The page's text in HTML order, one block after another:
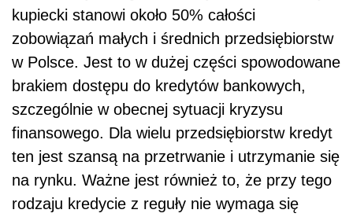
kupiecki stanowi około 50% całości
zobowiązań małych i średnich przedsiębiorstw
w Polsce. Jest to w dużej części spowodowane
brakiem dostępu do kredytów bankowych,
szczególnie w obecnej sytuacji kryzysu
finansowego. Dla wielu przedsiębiorstw kredyt
ten jest szansą na przetrwanie i utrzymanie się
na rynku. Ważne jest również to, że przy tego
rodzaju kredycie z reguły nie wymaga się